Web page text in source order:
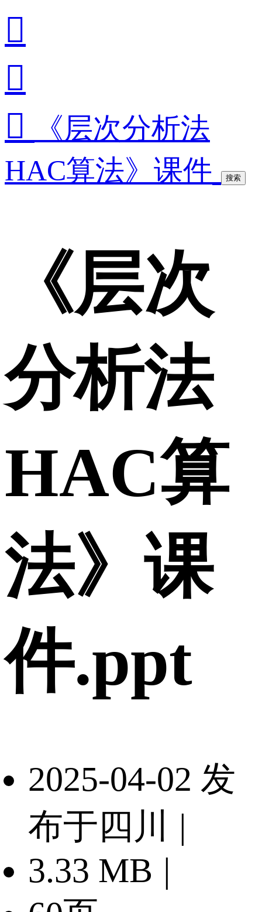



《层次分析法
HAC算法》课件
搜索
《层次
分析法
HAC算
法》课
件.ppt
2025-04-02 发
布于四川
|
3.33 MB |